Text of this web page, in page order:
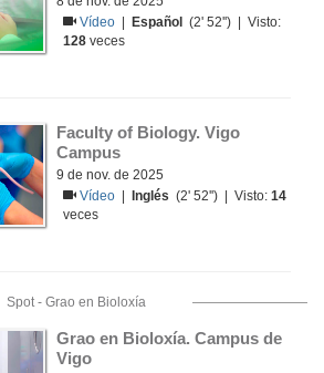
Vídeo
Español
(2' 52'') | Visto:
128 veces
Faculty of Biology. Vigo
Campus
9 de nov. de 2025
Vídeo
Inglés (2' 52'') | Visto:14
veces
Spot - Grao en Bioloxía
Grao en Bioloxía. Campus de
Vigo